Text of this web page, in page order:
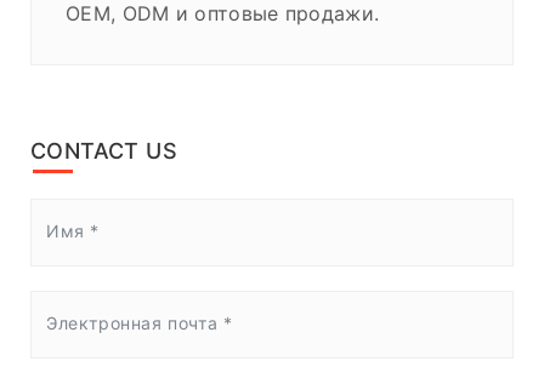
OEM, ODM и оптовые продажи.
CONTACT US